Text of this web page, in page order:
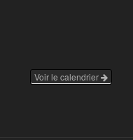
Voir le calendrier